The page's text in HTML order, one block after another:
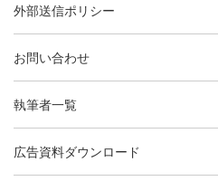
外部送信ポリシー
お問い合わせ
執筆者一覧
広告資料ダウンロード